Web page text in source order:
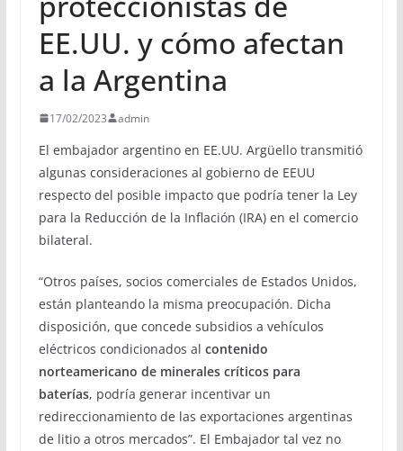
EE.UU. y cómo afectan
a la Argentina
17/02/2023 admin
El embajador argentino en EE.UU. Argüello transmitió
algunas consideraciones al gobierno de EEUU
respecto del posible impacto que podría tener la Ley
para la Reducción de la Inflación (IRA) en el comercio
bilateral.
“Otros países, socios comerciales de Estados Unidos,
están planteando la misma preocupación. Dicha
disposición, que concede subsidios a vehículos
eléctricos condicionados al contenido
norteamericano de minerales críticos para
baterías, podría generar incentivar un
redireccionamiento de las exportaciones argentinas
de litio a otros mercados”. El Embajador tal vez no